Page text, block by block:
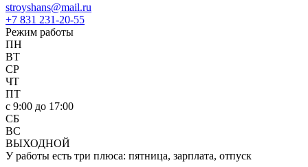
stroyshans@mail.ru
+7 831 231-20-55
Режим работы
ПН
ВТ
СР
ЧТ
ПТ
c 9:00 до 17:00
СБ
ВС
ВЫХОДНОЙ
У работы есть три плюса: пятница, зарплата, отпуск